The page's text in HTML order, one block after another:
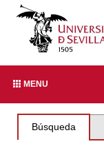
MENU
Búsqueda